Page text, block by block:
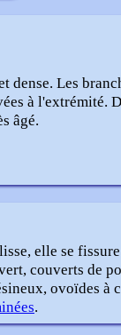
dense. Les
à l'extrémité.
âgé.
elle se fissure
couverts de
ovoïdes à
.